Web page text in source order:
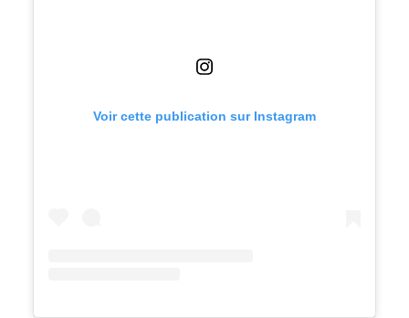
Voir cette publication sur Instagram